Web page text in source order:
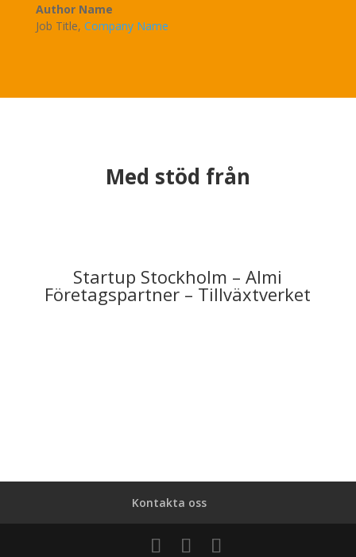
Author Name
Job Title, Company Name
Med stöd från
Startup Stockholm – Almi
Företagspartner – Tillväxtverket
Kontakta oss